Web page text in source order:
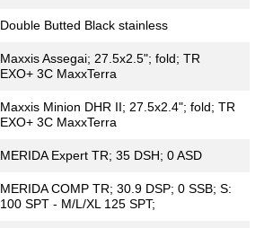
Double Butted Black stainless
Maxxis Assegai; 27.5x2.5"; fold; TR
EXO+ 3C MaxxTerra
Maxxis Minion DHR II; 27.5x2.4"; fold; TR
EXO+ 3C MaxxTerra
MERIDA Expert TR; 35 DSH; 0 ASD
MERIDA COMP TR; 30.9 DSP; 0 SSB; S:
100 SPT - M/L/XL 125 SPT;